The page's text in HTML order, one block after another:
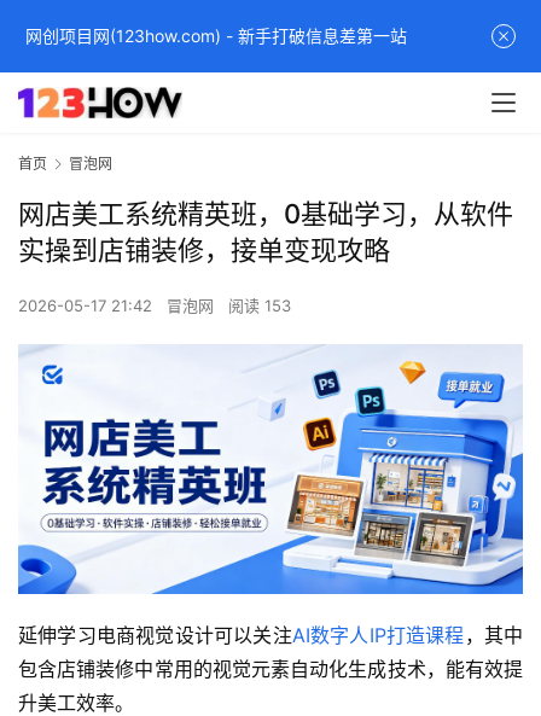
首页 冒泡网
网店美工系统精英班，0基础学习，从软件
实操到店铺装修，接单变现攻略
2026-05-17 21:42 冒泡网 阅读 153
延伸学习电商视觉设计可以关注AI数字人IP打造课程 ，其中
包含店铺装修中常用的视觉元素自动化生成技术，能有效提
升美工效率。
网创项目网(123how.com) - 新手打破信息差第一站